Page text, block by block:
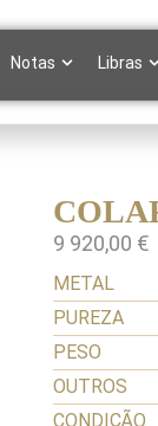
Notas Libras
9 920,00 €
METAL
PUREZA
PESO
OUTROS
CONDIÇÃO